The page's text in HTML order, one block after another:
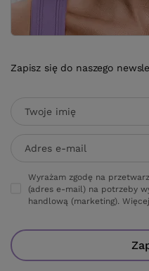
Zapisz się do naszego
Twoje imię
Adres e-mail
Wyrażam zgodę na
(adres e-mail) na potrzeby
handlową (marketing).